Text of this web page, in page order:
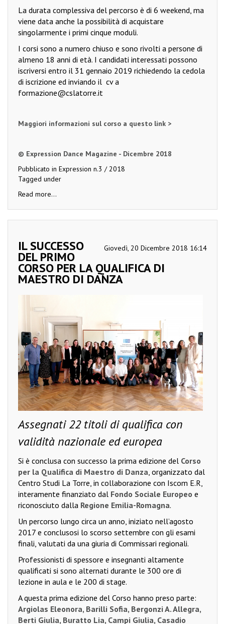
La durata complessiva del percorso è di 6 weekend, ma
viene data anche la possibilità di acquistare
singolarmente i primi cinque moduli.
I corsi sono a numero chiuso e sono rivolti a persone di
almeno 18 anni di età. I candidati interessati possono
iscriversi entro il 31 gennaio 2019 richiedendo la cedola
di iscrizione ed inviando il cv a
formazione@cslatorre.it
Maggiori informazioni sul corso a questo link >
© Expression Dance Magazine - Dicembre 2018
Pubblicato in Expression n.3 / 2018
Tagged under
Read more...
Giovedì, 20 Dicembre 2018 16:14
IL SUCCESSO
DEL PRIMO
CORSO PER LA QUALIFICA DI
MAESTRO DI DANZA
Assegnati 22 titoli di qualifica con
validità nazionale ed europea
Si è conclusa con successo la prima edizione del Corso
per la Qualifica di Maestro di Danza, organizzato dal
Centro Studi La Torre, in collaborazione con Iscom E.R,
interamente finanziato dal Fondo Sociale Europeo e
riconosciuto dalla Regione Emilia-Romagna.
Un percorso lungo circa un anno, iniziato nell’agosto
2017 e conclusosi lo scorso settembre con gli esami
finali, valutati da una giuria di Commissari regionali.
Professionisti di spessore e insegnanti altamente
qualificati si sono alternati durante le 300 ore di
lezione in aula e le 200 di stage.
A questa prima edizione del Corso hanno preso parte:
Argiolas Eleonora, Barilli Sofia, Bergonzi A. Allegra,
Berti Giulia, Buratto Lia, Campi Giulia, Casadio